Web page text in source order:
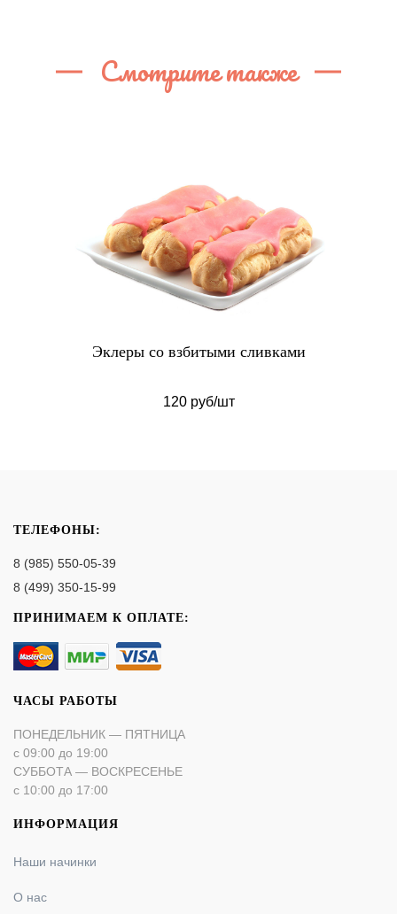
Смотрите также
Эклеры со взбитыми сливками
120 руб/шт
ТЕЛЕФОНЫ:
8 (985) 550-05-39
8 (499) 350-15-99
ПРИНИМАЕМ К ОПЛАТЕ:
ЧАСЫ РАБОТЫ
ПОНЕДЕЛЬНИК — ПЯТНИЦА
с 09:00 до 19:00
СУББОТА — ВОСКРЕСЕНЬЕ
с 10:00 до 17:00
ИНФОРМАЦИЯ
Наши начинки
О нас